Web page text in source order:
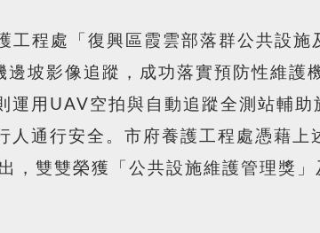
工程處「復興區霞雲部落群公共設
坡影像追蹤，成功落實預防性維護
運用UAV空拍與自動追蹤全測站輔助
人通行安全。市府養護工程處憑藉上
，雙雙榮獲「公共設施維護管理獎